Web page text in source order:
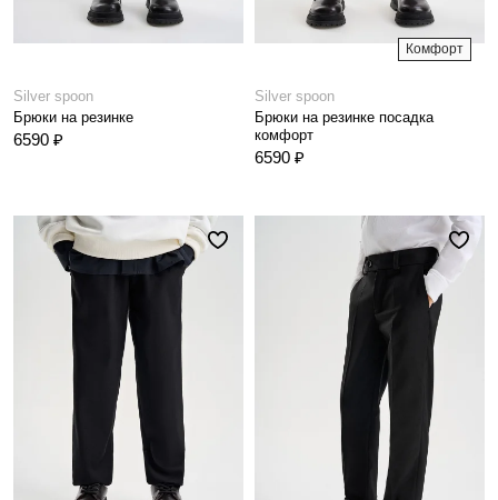
Silver spoon
Брюки на резинке
6590 ₽
Комфорт
Silver spoon
Брюки на резинке посадка
комфорт
6590 ₽